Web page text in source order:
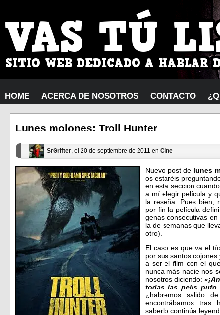
HOME ACERCA DE NOSOTROS CONTACTO
Lunes molones: Troll Hunter
SrGrifter, el 20 de septiembre de 2011 en Cine
Nuevo post de lunes
os estaréis
en esta sección
a mí elegir película y
la reseña. Pues bien,
por fin la película
genas consecutivas
la de semanas que
otro).
El caso es que va el
por sus santos
a ser el film con el
nunca más nadie nos
nosotros diciendo:
todas las pelis pufo
¿habremos salido
encontrábamos tras
saberlo continúa